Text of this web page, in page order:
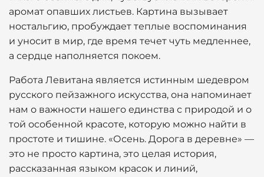
аромат опавших листьев. Картина вызывает
ностальгию, пробуждает теплые воспоминания
и уносит в мир, где время течет чуть медленнее,
а сердце наполняется покоем.
Работа Левитана является истинным шедевром
русского пейзажного искусства, она напоминает
нам о важности нашего единства с природой и о
той особенной красоте, которую можно найти в
простоте и тишине. «Осень. Дорога в деревне» —
это не просто картина, это целая история,
рассказанная языком красок и линий,